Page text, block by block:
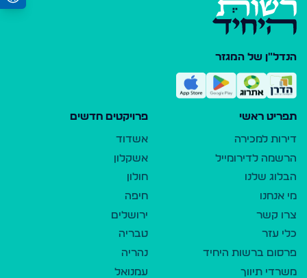
הנדל"ן של המגזר
תפריט ראשי
דירות למכירה
הרשמה לדירומייל
הבלוג שלנו
מי אנחנו
צרו קשר
כלי עזר
פרסום ברשות היחיד
משרדי תיווך
פרויקטים חדשים
אשדוד
אשקלון
חולון
חיפה
ירושלים
טבריה
נהריה
עמנואל